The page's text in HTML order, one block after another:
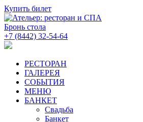
Купить билет
Бронь стола
+7 (8442) 32-54-64
РЕСТОРАН
ГАЛЕРЕЯ
СОБЫТИЯ
МЕНЮ
БАНКЕТ
Свадьба
Банкет